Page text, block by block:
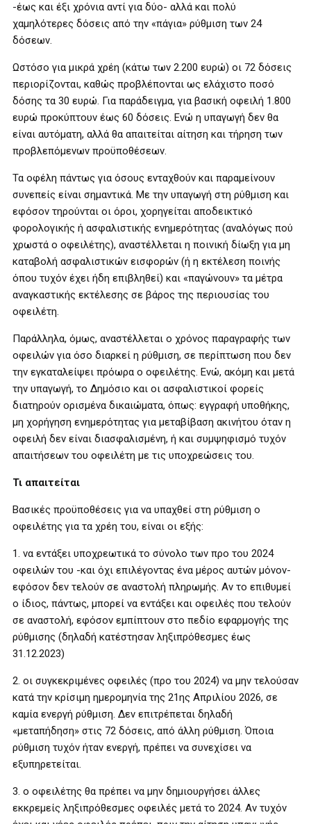
-έως και έξι χρόνια αντί για δύο- αλλά και πολύ
χαμηλότερες δόσεις από την «πάγια» ρύθμιση των 24
δόσεων.
Ωστόσο για μικρά χρέη (κάτω των 2.200 ευρώ) οι 72 δόσεις
περιορίζονται, καθώς προβλέπονται ως ελάχιστο ποσό
δόσης τα 30 ευρώ. Για παράδειγμα, για βασική οφειλή 1.800
ευρώ προκύπτουν έως 60 δόσεις. Ενώ η υπαγωγή δεν θα
είναι αυτόματη, αλλά θα απαιτείται αίτηση και τήρηση των
προβλεπόμενων προϋποθέσεων.
Τα οφέλη πάντως για όσους ενταχθούν και παραμείνουν
συνεπείς είναι σημαντικά. Με την υπαγωγή στη ρύθμιση και
εφόσον τηρούνται οι όροι, χορηγείται αποδεικτικό
φορολογικής ή ασφαλιστικής ενημερότητας (αναλόγως πού
χρωστά ο οφειλέτης), αναστέλλεται η ποινική δίωξη για μη
καταβολή ασφαλιστικών εισφορών (ή η εκτέλεση ποινής
όπου τυχόν έχει ήδη επιβληθεί) και «παγώνουν» τα μέτρα
αναγκαστικής εκτέλεσης σε βάρος της περιουσίας του
οφειλέτη.
Παράλληλα, όμως, αναστέλλεται ο χρόνος παραγραφής των
οφειλών για όσο διαρκεί η ρύθμιση, σε περίπτωση που δεν
την εγκαταλείψει πρόωρα ο οφειλέτης. Ενώ, ακόμη και μετά
την υπαγωγή, το Δημόσιο και οι ασφαλιστικοί φορείς
διατηρούν ορισμένα δικαιώματα, όπως: εγγραφή υποθήκης,
μη χορήγηση ενημερότητας για μεταβίβαση ακινήτου όταν η
οφειλή δεν είναι διασφαλισμένη, ή και συμψηφισμό τυχόν
απαιτήσεων του οφειλέτη με τις υποχρεώσεις του.
Τι απαιτείται
Βασικές προϋποθέσεις για να υπαχθεί στη ρύθμιση ο
οφειλέτης για τα χρέη του, είναι οι εξής:
1. να εντάξει υποχρεωτικά το σύνολο των προ του 2024
οφειλών του -και όχι επιλέγοντας ένα μέρος αυτών μόνον-
εφόσον δεν τελούν σε αναστολή πληρωμής. Αν το επιθυμεί
ο ίδιος, πάντως, μπορεί να εντάξει και οφειλές που τελούν
σε αναστολή, εφόσον εμπίπτουν στο πεδίο εφαρμογής της
ρύθμισης (δηλαδή κατέστησαν ληξιπρόθεσμες έως
31.12.2023)
2. οι συγκεκριμένες οφειλές (προ του 2024) να μην τελούσαν
κατά την κρίσιμη ημερομηνία της 21ης Απριλίου 2026, σε
καμία ενεργή ρύθμιση. Δεν επιτρέπεται δηλαδή
«μεταπήδηση» στις 72 δόσεις, από άλλη ρύθμιση. Όποια
ρύθμιση τυχόν ήταν ενεργή, πρέπει να συνεχίσει να
εξυπηρετείται.
3. ο οφειλέτης θα πρέπει να μην δημιουργήσει άλλες
εκκρεμείς ληξιπρόθεσμες οφειλές μετά το 2024. Αν τυχόν